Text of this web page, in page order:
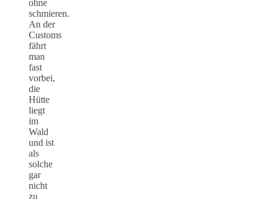
ohne
schmieren.
An der
Customs
fährt
man
fast
vorbei,
die
Hütte
liegt
im
Wald
und ist
als
solche
gar
nicht
zu